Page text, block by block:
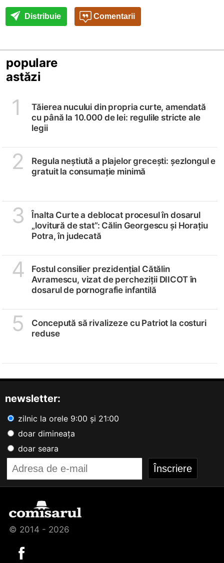
Distribuie Comentarii
populare
astăzi
1
Tăierea nucului din propria curte, amendată
cu până la 10.000 de lei: regulile stricte ale
legii
2
Regula neștiută a plajelor grecești: șezlongul e
gratuit la consumație minimă
3
Înalta Curte a deblocat procesul în dosarul
„lovitură de stat”: Călin Georgescu și Horațiu
Potra, în judecată
4
Fostul consilier prezidențial Cătălin
Avramescu, vizat de percheziții DIICOT în
dosarul de pornografie infantilă
5
Concepută să rivalizeze cu Patriot la costuri
reduse
newsletter:
zilnic la orele 9:00 și 21:00
doar dimineața
doar seara
© 2014 - 2026